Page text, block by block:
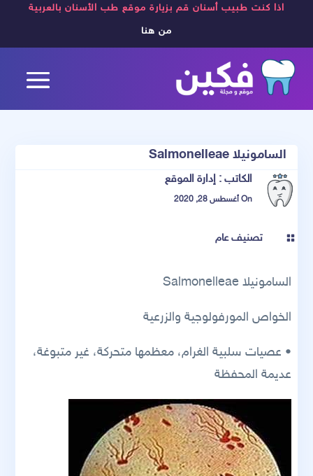
اذا كنت طبيب أسنان قم بزيارة موقع طب الأسنان بالعربية
من هنا
السامونيلا Salmonelleae
الكاتب :إدارة الموقع
On أغسطس 28, 2020
 تصنيف عام
السامونيلا Salmonelleae
الخواص المورفولوجية والزرعية
• عصيات سلبية الغرام، معظمها متحركة، غير متبوغة،
عديمة المحفظة